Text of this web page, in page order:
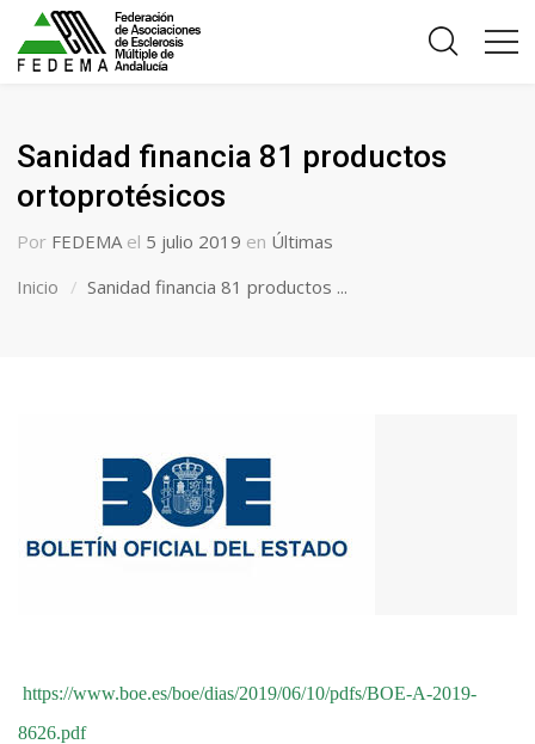
Sanidad financia 81 productos
ortoprotésicos
Por FEDEMA el 5 julio 2019 en Últimas
Inicio
Sanidad financia 81 productos ...
https://www.boe.es/boe/dias/2019/06/10/pdfs/BOE-A-2019-
8626.pdf